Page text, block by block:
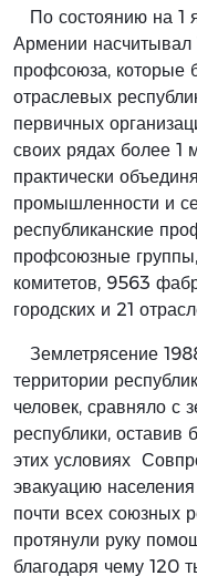
По состоянию на 1
Армении
профсоюза,
отраслевых
первичных
своих рядах более 1
практически
промышленности и
республиканские
профсоюзные
комитетов, 9563
городских и 21
Землетрясение
территории
человек, сравняло с
республики,
этих условиях
эвакуацию
почти всех союзных
протянули руку
благодаря чему 120